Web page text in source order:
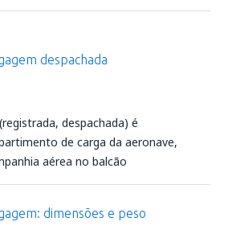
despachada
despachada) é
de carga da aeronave,
aérea no balcão
dimensões e peso